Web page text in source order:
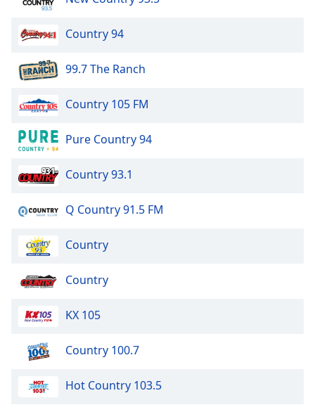
dialog
Escape
cancel
close
window.
Color
Opacity
Background
Color
Country 94
99.7 The Ranch
Country 105 FM
Pure Country 94
Country 93.1
Q Country 91.5 FM
Country
Country
KX 105
Country 100.7
Hot Country 103.5